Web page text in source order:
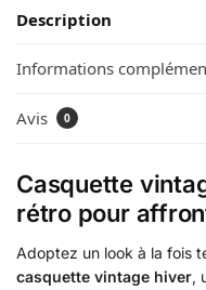
Description
Informations
Avis 0
Casquette
rétro pour
Adoptez un look à la fois
casquette vintage hiver,